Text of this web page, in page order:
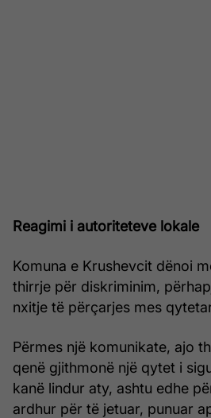
Reagimi i autoriteteve lokale
Komuna e Krushevcit dënoi
thirrje për diskriminim,
nxitje të përçarjes mes
Përmes një komunikate, ajo
qenë gjithmonë një qytet i
kanë lindur aty, ashtu edhe
ardhur për të jetuar, punuar